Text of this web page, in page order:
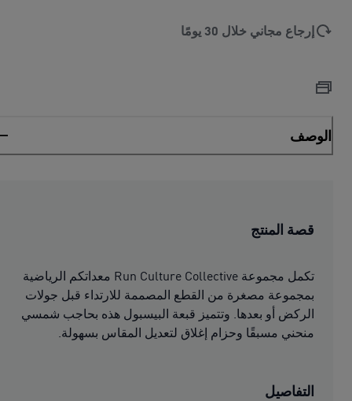
إرجاع مجاني خلال 30 يومًا
الوصف
قصة المنتج
تكمل مجموعة Run Culture Collective معداتكم الرياضية
بمجموعة مصغرة من القطع المصممة للارتداء قبل جولات
الركض أو بعدها. وتتميز قبعة البيسبول هذه بحاجب شمسي
منحني مسبقًا وحزام إغلاق لتعديل المقاس بسهولة.
التفاصيل